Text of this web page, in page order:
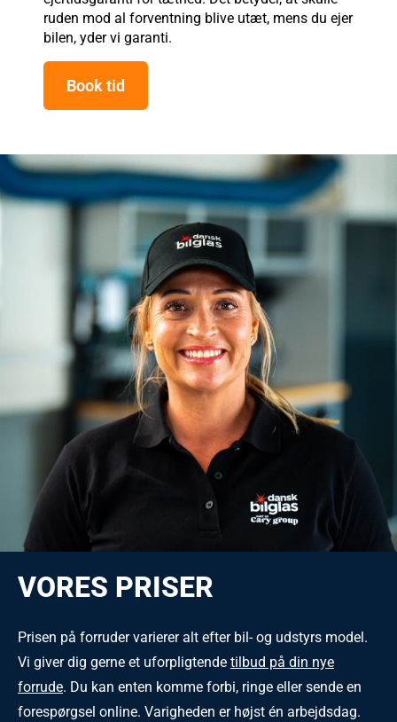
ruden mod al forventning blive utæt, mens du ejer
bilen, yder vi garanti.
Book tid
VORES PRISER
Prisen på forruder varierer alt efter bil- og udstyrs model.
Vi giver dig gerne et uforpligtende tilbud på din nye
forrude. Du kan enten komme forbi, ringe eller sende en
forespørgsel online. Varigheden er højst én arbejdsdag.